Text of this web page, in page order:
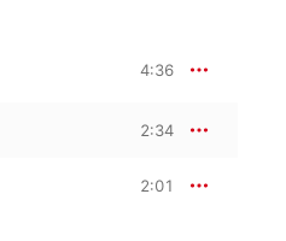
4:36
2:34
2:01